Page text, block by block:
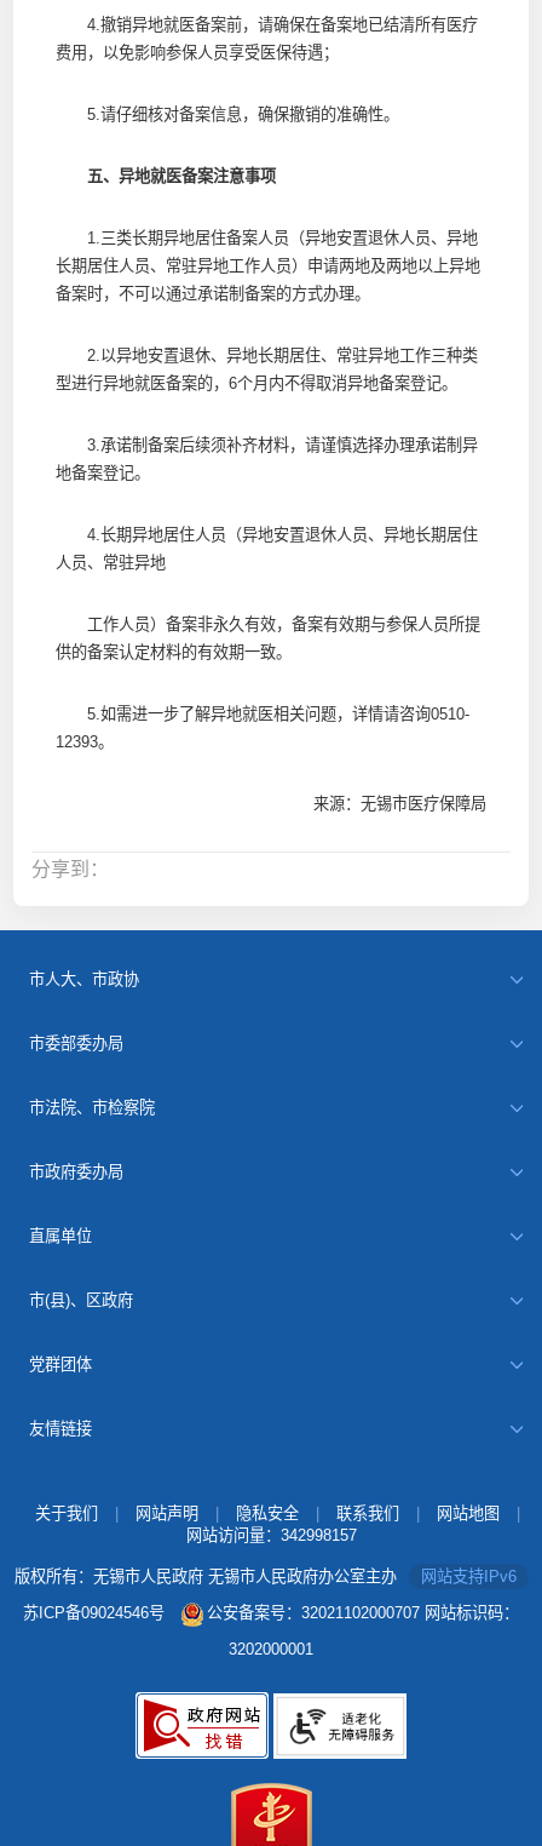
4.撤销异地就医备案前，请确保在备案地已结清所有医疗
费用，以免影响参保人员享受医保待遇；
5.请仔细核对备案信息，确保撤销的准确性。
五、异地就医备案注意事项
1.三类长期异地居住备案人员（异地安置退休人员、异地
长期居住人员、常驻异地工作人员）申请两地及两地以上异地
备案时，不可以通过承诺制备案的方式办理。
2.以异地安置退休、异地长期居住、常驻异地工作三种类
型进行异地就医备案的，6个月内不得取消异地备案登记。
3.承诺制备案后续须补齐材料，请谨慎选择办理承诺制异
地备案登记。
4.长期异地居住人员（异地安置退休人员、异地长期居住
人员、常驻异地
工作人员）备案非永久有效，备案有效期与参保人员所提
供的备案认定材料的有效期一致。
5.如需进一步了解异地就医相关问题，详情请咨询0510-
12393。
来源：无锡市医疗保障局
分享到：
市人大、市政协
市委部委办局
市法院、市检察院
市政府委办局
直属单位
市(县)、区政府
党群团体
友情链接
关于我们 网站声明 隐私安全 联系我们 网站地图
网站访问量： 342998157
版权所有：无锡市人民政府 无锡市人民政府办公室主办
网站支持IPv6
苏ICP备09024546号
公安备案号：32021102000707 网站标识码：
3202000001